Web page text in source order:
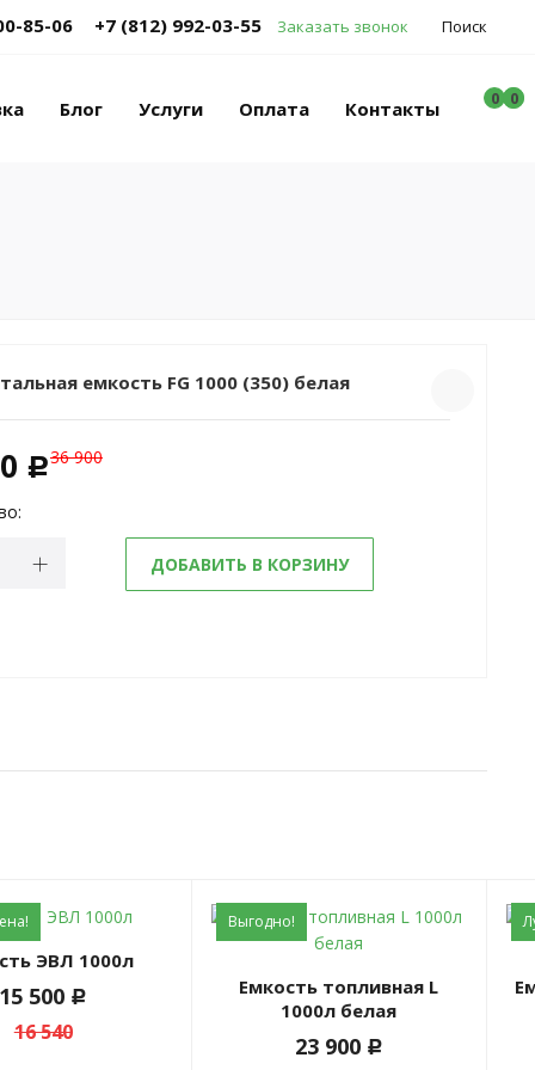
85-06 +7 (812) 992-03-55 Заказать звонок Поиск
Блог Услуги Оплата Контакты 0 0
0
емкость FG 1000 (350) белая
c36 900
ДОБАВИТЬ В КОРЗИНУ
ЭВЛ 1000л
15 500 c
16 540
Выгодно!
Емкость топливная L
1000л белая
23 900 c
Емкость AUTO 1000л New